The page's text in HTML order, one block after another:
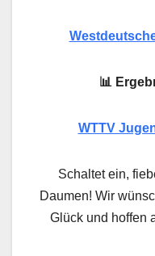
📊
WTTV
Schaltet ein,
Daumen! Wir
Glück und hoffen